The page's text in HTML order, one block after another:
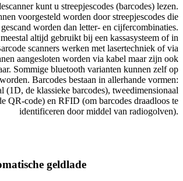
kunt u streepjescodes (barcodes) lezen.
voorgesteld worden door streepjescodes die
worden dan letter- en cijfercombinaties.
altijd gebruikt bij een kassasysteem of in
scanners werken met lasertechniek of via
aangesloten worden via kabel maar zijn ook
Sommige bluetooth varianten kunnen zelf op
Barcodes bestaan in allerhande vormen:
(1D, de klassieke barcodes), tweedimensionaal
QR-code) en RFID (om barcodes draadloos te
identificeren door middel van radiogolven).
geldlade